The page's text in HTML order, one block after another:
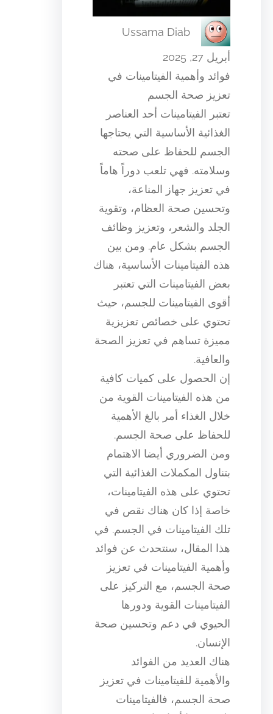
Ussama Diab
أبريل 27, 2025
فوائد وأهمية الفيتامينات في
تعزيز صحة الجسم
تعتبر الفيتامينات أحد العناصر
الغذائية الأساسية التي يحتاجها
الجسم للحفاظ على صحته
وسلامته. فهي تلعب دوراً هاماً
في تعزيز جهاز المناعة،
وتحسين صحة العظام، وتقوية
الجلد والشعر، وتعزيز وظائف
الجسم بشكل عام. ومن بين
هذه الفيتامينات الأساسية، هناك
بعض الفيتامينات التي تعتبر
أقوى الفيتامينات للجسم، حيث
تحتوي على خصائص تعزيزية
مميزة تساهم في تعزيز الصحة
والعافية.
إن الحصول على كميات كافية
من هذه الفيتامينات القوية من
خلال الغذاء أمر بالغ الأهمية
للحفاظ على صحة الجسم.
ومن الضروري أيضا الاهتمام
بتناول المكملات الغذائية التي
تحتوي على هذه الفيتامينات،
خاصة إذا كان هناك نقص في
تلك الفيتامينات في الجسم. في
هذا المقال، سنتحدث عن فوائد
وأهمية الفيتامينات في تعزيز
صحة الجسم، مع التركيز على
الفيتامينات القوية ودورها
الحيوي في دعم وتحسين صحة
الإنسان.
هناك العديد من الفوائد
والأهمية للفيتامينات في تعزيز
صحة الجسم، فالفيتامينات